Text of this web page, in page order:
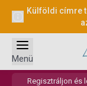
Külföldi címre
Regisztráljon és
Menü